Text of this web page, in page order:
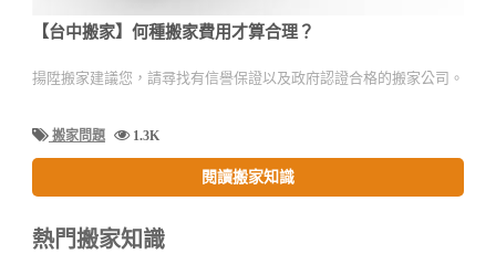
【台中搬家】何種搬家費用才算合理？
揚陞搬家建議您，請尋找有信譽保證以及政府認證合格的搬家公司。
搬家問題 1.3K
閱讀搬家知識
熱門搬家知識